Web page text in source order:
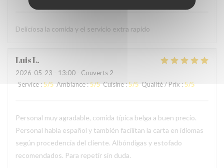
Deliciosa la comida y el servicio extra rapido
LuisL
2026-05-23 - 13:00 - Couverts 2
Service :5/5 Ambiance:5/5 Cuisine:5/5 Qualité / Prix :5/5
Personal muy agradable, comida típica belga a buen precio.
Personal habla español y también facilitan la carta en idiomas
según procedencia del cliente. Albóndigas y estofado
recomendados. Para repetir sin duda.